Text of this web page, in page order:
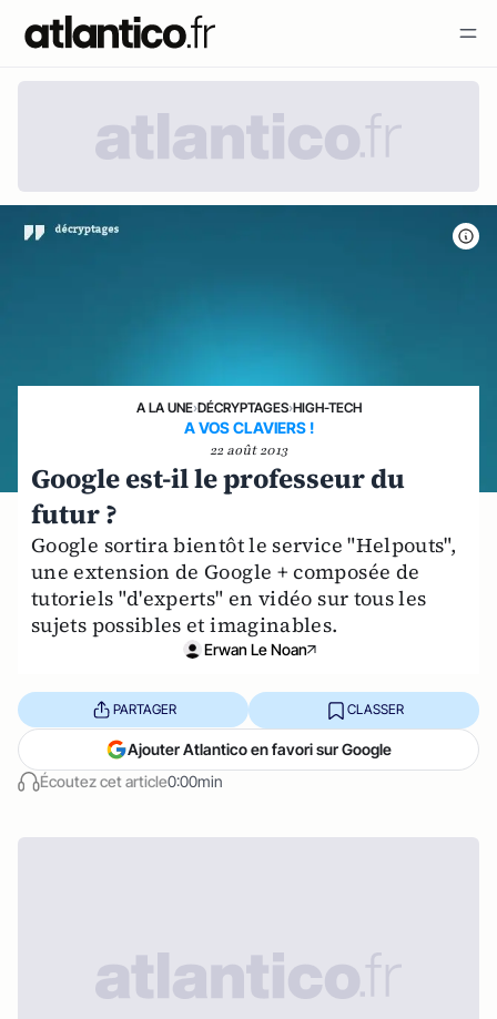
A LA UNE›DÉCRYPTAGES›HIGH-TECH
A VOS CLAVIERS !
22 août 2013
Google est-il le professeur du
futur ?
Google sortira bientôt le service "Helpouts",
une extension de Google + composée de
tutoriels "d'experts" en vidéo sur tous les
sujets possibles et imaginables.
Erwan Le Noan
Écoutez cet article0:00min
PARTAGER CLASSER
Ajouter Atlantico en favori sur Google